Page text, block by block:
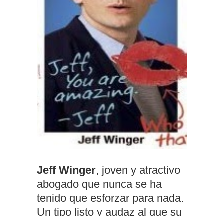
Jeff Winger, joven y atractivo
abogado que nunca se ha
tenido que esforzar para nada.
Un tipo listo y audaz al que su